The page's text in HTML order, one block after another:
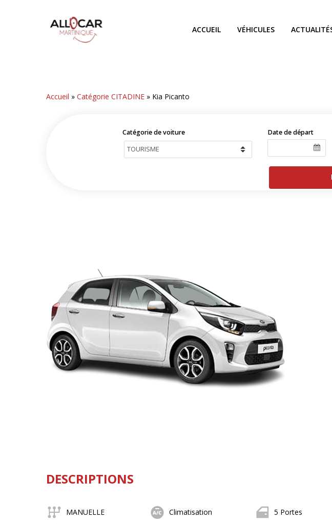
ACCUEIL VÉHICULES
Accueil »Catégorie CITADINE » Kia Picanto
Catégorie de voiture Date de départ
DESCRIPTIONS
MANUELLE Climatisation
5 Portes